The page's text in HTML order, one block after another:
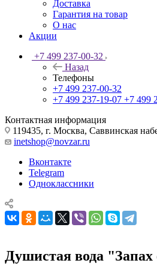
Доставка
Гарантия на товар
О нас
Акции
+7 499 237-00-32
Назад
Телефоны
+7 499 237-00-32
+7 499 237-19-07 +7 499
Контактная информация
119435, г. Москва, Саввинская
inetshop@novzar.ru
Вконтакте
Telegram
Одноклассники
Душистая вода